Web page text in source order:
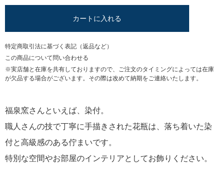
カートに入れる
特定商取引法に基づく表記（返品など）
この商品について問い合わせる
※実店舗と在庫を共有しておりますので、ご注文のタイミングによっては在庫
が欠品する場合がございます。その際は改めて納期をご連絡いたします。
福泉窯さんといえば、染付。
職人さんの技で丁寧に手描きされた花瓶は、落ち着いた染
付と高級感のある佇まいです。
特別な空間やお部屋のインテリアとしてお飾りください。